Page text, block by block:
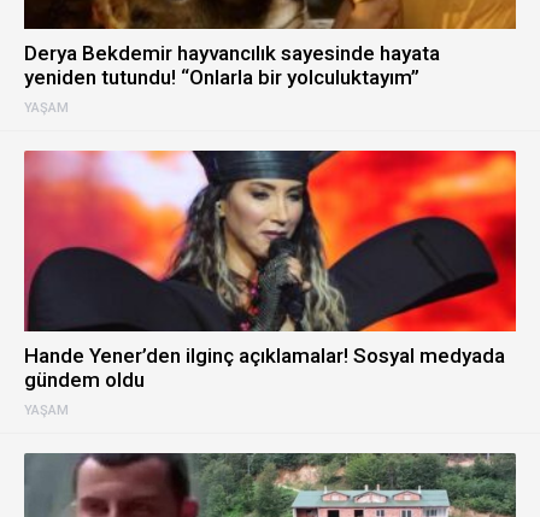
YAŞAM
Derya Bekdemir hayvancılık sayesinde hayata
yeniden tutundu! “Onlarla bir yolculuktayım”
YAŞAM
Hande Yener’den ilginç açıklamalar! Sosyal medyada
gündem oldu